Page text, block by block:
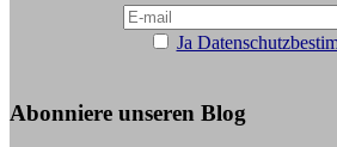
Ja
Abonniere unseren Blog